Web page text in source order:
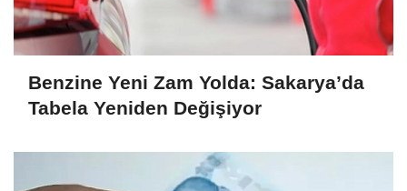
Benzine Yeni Zam Yolda: Sakarya’da
Tabela Yeniden Değişiyor